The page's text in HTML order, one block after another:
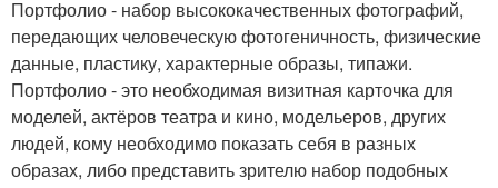
Портфолио - набор высококачественных фотографий,
передающих человеческую фотогеничность, физические
данные, пластику, характерные образы, типажи.
Портфолио - это необходимая визитная карточка для
моделей, актёров театра и кино, модельеров, других
людей, кому необходимо показать себя в разных
образах, либо представить зрителю набор подобных